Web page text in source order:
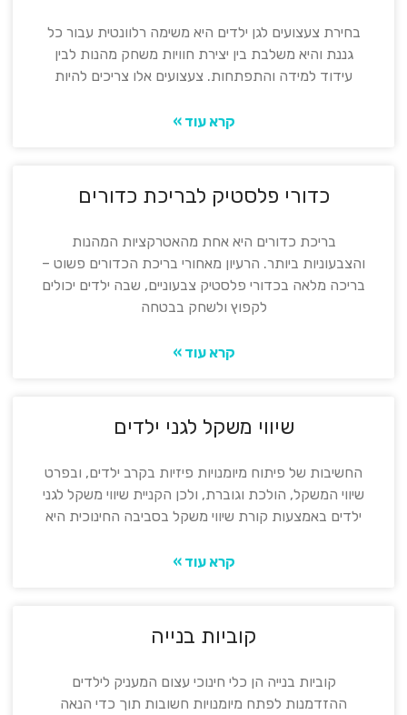
בחירת צעצועים לגן ילדים היא משימה רלוונטית עבור כל
גננת והיא משלבת בין יצירת חוויות משחק מהנות לבין
עידוד למידה והתפתחות. צעצועים אלו צריכים להיות
קרא עוד »
כדורי פלסטיק לבריכת כדורים
בריכת כדורים היא אחת מהאטרקציות המהנות
והצבעוניות ביותר. הרעיון מאחורי בריכת הכדורים פשוט –
בריכה מלאה בכדורי פלסטיק צבעוניים, שבה ילדים יכולים
לקפוץ ולשחק בבטחה
קרא עוד »
שיווי משקל לגני ילדים
החשיבות של פיתוח מיומנויות פיזיות בקרב ילדים, ובפרט
שיווי המשקל, הולכת וגוברת, ולכן הקניית שיווי משקל לגני
ילדים באמצעות קורת שיווי משקל בסביבה החינוכית היא
קרא עוד »
קוביות בנייה
קוביות בנייה הן כלי חינוכי עצום המעניק לילדים
ההזדמנות לפתח מיומנויות חשובות תוך כדי הנאה